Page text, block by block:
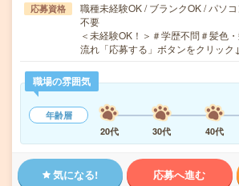
応募資格
職種未経験OK / ブランクOK / パソ
不要
＜未経験OK！＞＃学歴不問＃髪色
流れ「応募する」ボタンをクリッ
職場の雰囲気
年齢層
20代
30代 40代
気になる! 応募へ進む